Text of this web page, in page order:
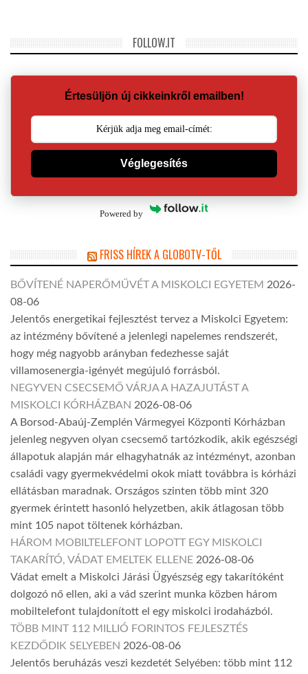
FOLLOW.IT
Értesüljön új cikkeinkről emailben!
Véglegesítés
Powered by
FRISS HÍREK A GLOBOTV-TŐL
BŐVÍTENÉ NAPERŐMŰVÉT A MISKOLCI EGYETEM 2026-
08-06
Jelentős energetikai fejlesztést tervez a Miskolci Egyetem:
az intézmény bővítené a jelenlegi napelemes rendszerét,
hogy még nagyobb arányban fedezhesse saját
villamosenergia-igényét megújuló forrásból.
NEGYVEN CSECSEMŐ VÁRJA A HAZAJUTÁST A
MISKOLCI KÓRHÁZBAN 2026-08-06
A Borsod-Abaúj-Zemplén Vármegyei Központi Kórházban
jelenleg negyven olyan csecsemő tartózkodik, akik egészségi
állapotuk alapján már elhagyhatnák az intézményt, azonban
családi vagy gyermekvédelmi okok miatt továbbra is kórházi
ellátásban maradnak. Országos szinten több mint 320
gyermek érintett hasonló helyzetben, akik átlagosan több
mint 105 napot töltenek kórházban.
HÁROM MOBILTELEFONT LOPOTT EGY MISKOLCI
TAKARÍTÓ, VÁDAT EMELTEK ELLENE 2026-08-06
Vádat emelt a Miskolci Járási Ügyészség egy takarítóként
dolgozó nő ellen, aki a vád szerint munka közben három
mobiltelefont tulajdonított el egy miskolci irodaházból.
TÖBB MINT 112 MILLIÓ FORINTOS FEJLESZTÉS
KEZDŐDIK SELYEBEN 2026-08-06
Jelentős beruházás veszi kezdetét Selyében: több mint 112